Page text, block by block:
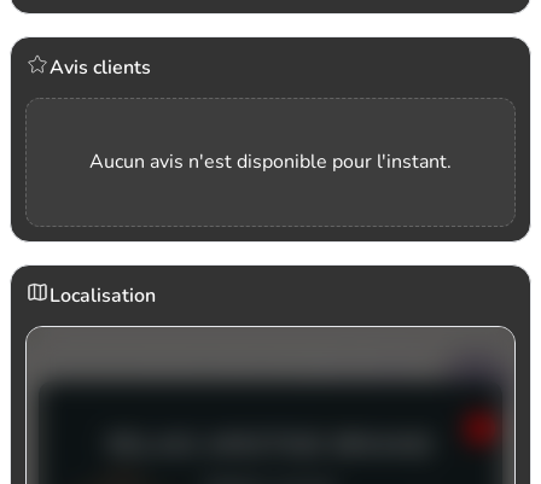
Avis clients
Aucun avis n'est disponible pour l'instant.
Localisation